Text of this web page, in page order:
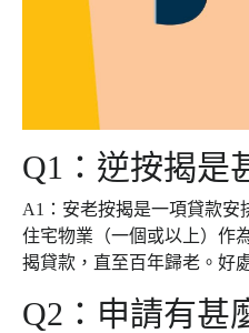
Q1：逆按揭是
A1：安老按揭是一項貸款安
住宅物業（一個或以上）作
揭貸款，直至百年歸老。好
Q2：申請有甚